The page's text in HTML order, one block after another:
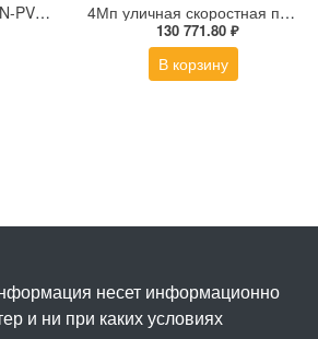
Tiandy IPEYE-TC-32XN-PVZ Купольная IP-камера 4Мп уличная скоростная поворотная IP-камера DS-2DE5432IW-AE(S5)
130 771.80 ₽
В корзину
несет информационно
и ни при каких условиях